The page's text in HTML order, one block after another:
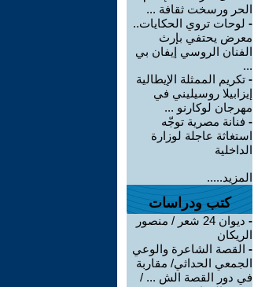
الحر ورسخت ثقافة ...
- لوحات تروي الحكايات..
معرض يحتفي بإرث
الفنان الروسي إيفان بي
...
- تكريم الممثلة الإيطالية
إيزابيلا روسيليني في
مهرجان لوكارنو ...
- فنانة مصرية توجّه
استغاثة عاجلة لوزارة
الداخلية
المزيد.....
كتب ودراسات
-
ديوان 24 شعر / منصور
الريكان
- القصة الشاعرة والوعي
الجمعي الحداثي/ مقاربة
في دور القصة الش ... /